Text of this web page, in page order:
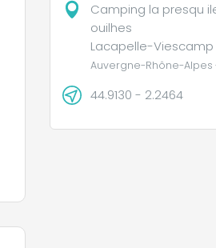
Camping la presqu
ouilhes
Lacapelle-Viescamp
Auvergne-Rhône-Alpes
44.9130 - 2.2464